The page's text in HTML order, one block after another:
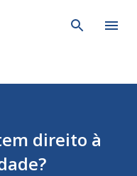
principal
direito à